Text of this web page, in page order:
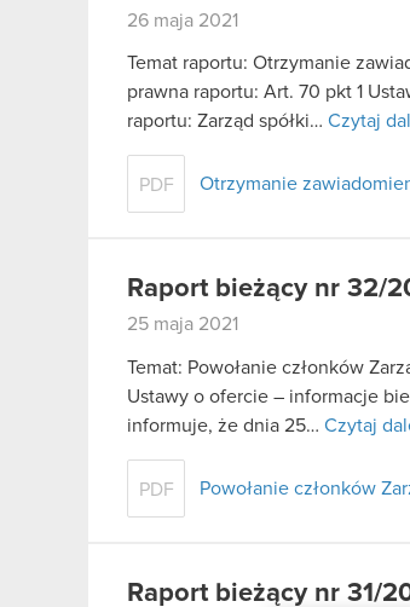
26 maja 2021
Temat raportu: Otrzymanie
prawna raportu: Art. 70 pkt 1
raportu: Zarząd spółki… Czytaj
PDF Otrzymanie
Raport bieżący nr 32/
25 maja 2021
Temat: Powołanie członków
Ustawy o ofercie – informacje
informuje, że dnia 25… Czytaj
PDF Powołanie członków
Raport bieżący nr 31/